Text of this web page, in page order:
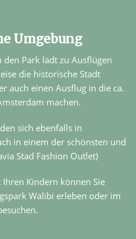
Umgebung
Park lädt zu Ausflügen
die historische Stadt
auch einen Ausflug in die ca.
machen.
sich ebenfalls in
in einem der schönsten und
Stad Fashion Outlet)
Kindern können Sie
Walibi erleben oder im